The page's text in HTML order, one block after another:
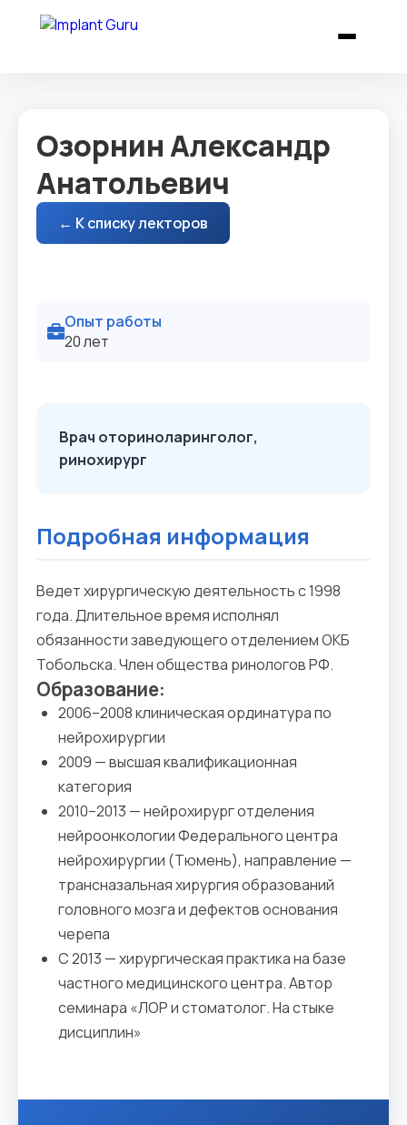
Озорнин Александр
Анатольевич
← К списку лекторов
Опыт работы
20 лет
Врач оториноларинголог,
ринохирург
Подробная информация
Ведет хирургическую деятельность с 1998
года. Длительное время исполнял
обязанности заведующего отделением ОКБ
Тобольска. Член общества ринологов РФ.
Образование:
2006–2008 клиническая ординатура по
нейрохирургии
2009 — высшая квалификационная
категория
2010–2013 — нейрохирург отделения
нейроонкологии Федерального центра
нейрохирургии (Тюмень), направление —
трансназальная хирургия образований
головного мозга и дефектов основания
черепа
С 2013 — хирургическая практика на базе
частного медицинского центра. Автор
семинара «ЛОР и стоматолог. На стыке
дисциплин»